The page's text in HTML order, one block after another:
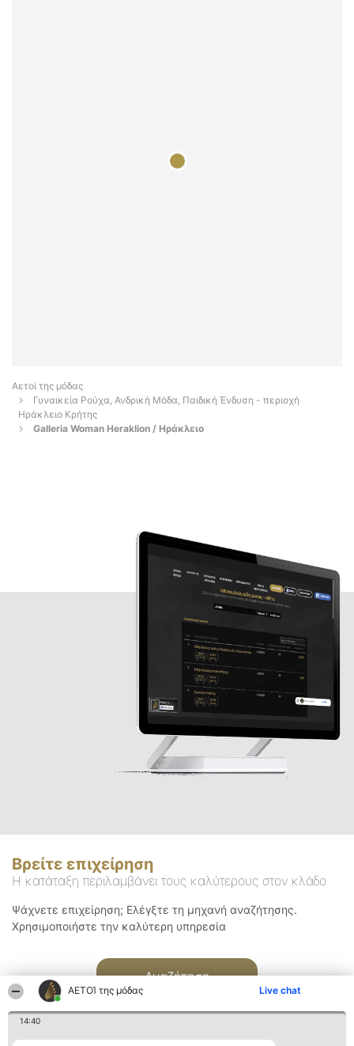
ΑΕΤΟΊ της μόδας Live chat
14:40
Αετοί της μόδας
Γυναικεία Ρούχα, Ανδρική Μόδα, Παιδική Ένδυση - περιοχή
Ηράκλειο Κρήτης
Galleria Woman Heraklion / Ηράκλειο
Βρείτε επιχείρηση
Η κατάταξη περιλαμβάνει τους καλύτερους στον κλάδο
Ψάχνετε επιχείρηση; Ελέγξτε τη μηχανή αναζήτησης.
Χρησιμοποιήστε την καλύτερη υπηρεσία
Αναζήτηση